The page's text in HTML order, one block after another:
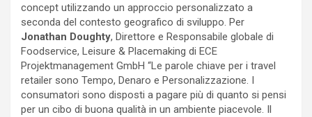
concept utilizzando un approccio personalizzato a
seconda del contesto geografico di sviluppo. Per
Jonathan Doughty, Direttore e Responsabile globale di
Foodservice, Leisure & Placemaking di ECE
Projektmanagement GmbH “Le parole chiave per i travel
retailer sono Tempo, Denaro e Personalizzazione. I
consumatori sono disposti a pagare più di quanto si pensi
per un cibo di buona qualità in un ambiente piacevole. Il